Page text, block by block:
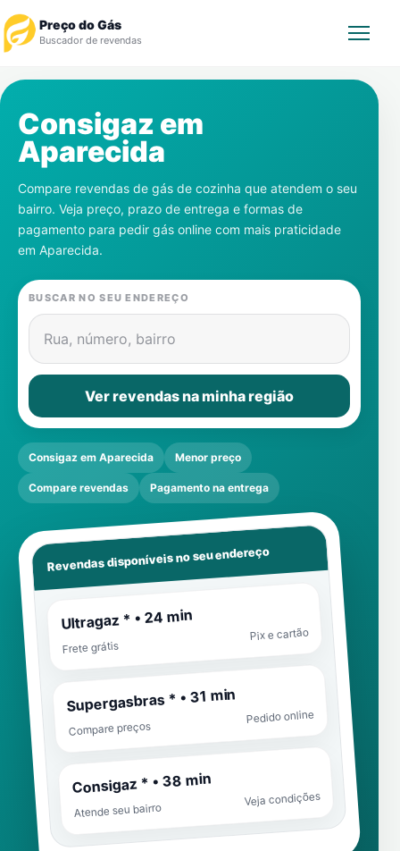
Preço do Gás
Buscador de revendas
Revendedor
Notícias
Cadastre-se
Gás
Contatos
Consigaz em
Aparecida
Compare revendas de gás de cozinha que atendem o seu
bairro. Veja preço, prazo de entrega e formas de
pagamento para pedir gás online com mais praticidade
em Aparecida.
BUSCAR NO SEU ENDEREÇO
Rua, número, bairro
Ver revendas na minha região
Consigaz em Aparecida Menor preço
Compare revendas Pagamento na entrega
Revendas disponíveis no seu endereço
Ultragaz * • 24 min
Frete grátis
Pix e cartão
Supergasbras * • 31 min
Compare preços
Pedido online
Consigaz * • 38 min
Atende seu bairro
Veja condições